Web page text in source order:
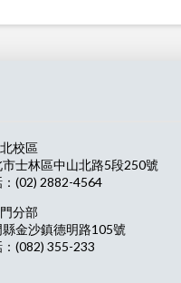
校區
士林區中山北路5段250號
：(02) 2882-4564
分部
縣金沙鎮德明路105號
：(082) 355-233